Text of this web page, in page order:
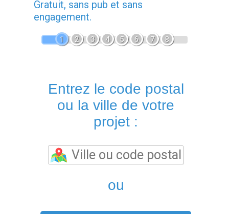
Gratuit, sans pub et sans
engagement.
1 2 3 4 5 6 7 8
Entrez le code postal
ou la ville de votre
projet :
ou